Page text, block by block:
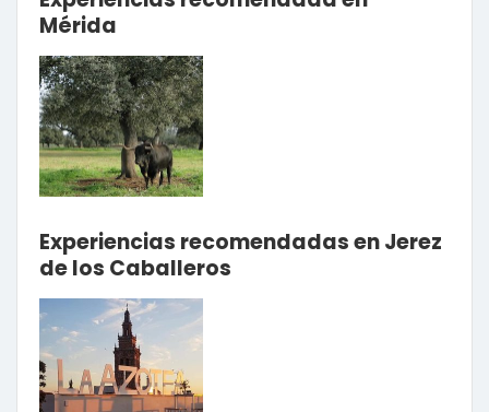
Mérida
Experiencias recomendadas en Jerez
de los Caballeros